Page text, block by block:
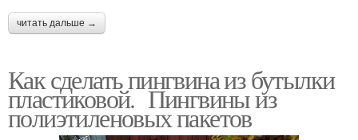
читать дальше →
Как сделать пингвина из бутылки
пластиковой. Пингвины из
полиэтиленовых пакетов